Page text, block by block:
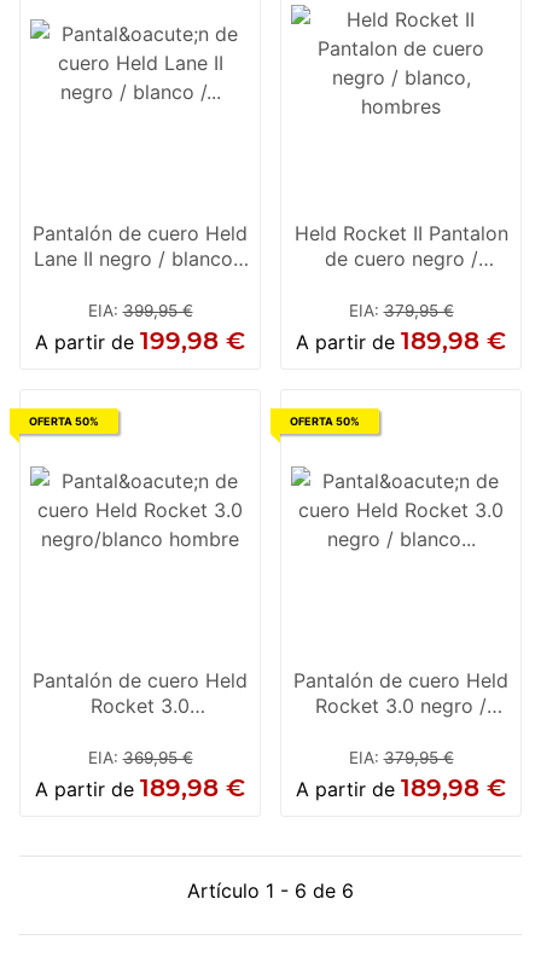
Pantalón de cuero Held
Lane II negro / blanco /
EIA:399,95 €
A partir de 199,98 €
Held Rocket II Pantalon
de cuero negro /
EIA:379,95 €
A partir de 189,98 €
OFERTA 50%
Pantalón de cuero Held
Rocket 3.0
EIA:369,95 €
A partir de 189,98 €
OFERTA 50%
Pantalón de cuero Held
Rocket 3.0 negro /
EIA:379,95 €
A partir de 189,98 €
Artículo 1 - 6 de 6